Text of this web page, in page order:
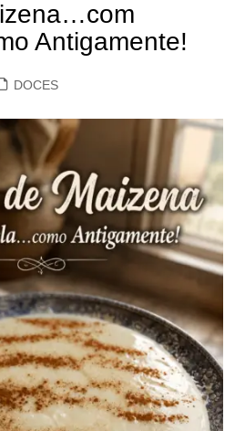
Antigamente!
DOCES